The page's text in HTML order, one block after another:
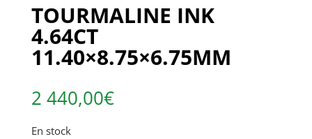
TOURMALINE INK
4.64CT
11.40×8.75×6.75MM
2 440,00€
En stock